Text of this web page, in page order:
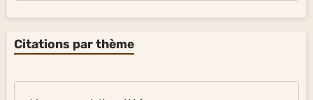
Citations par thème